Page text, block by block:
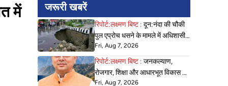
में जरूरी खबरें
रिपोर्ट:लक्ष्मण बिष्ट : दून:नंदा की चौकी
पुल एप्रोच धसने के मामले में अधिशासी
अभियंता सहित तीन अभियंता निलंबित
Fri, Aug 7, 2026
रिपोर्ट:लक्ष्मण बिष्ट : जनकल्याण,
रोजगार, शिक्षा और आधारभूत विकास को
नई गति : धामी कैबिनेट के ऐतिहासिक
Fri, Aug 7, 2026